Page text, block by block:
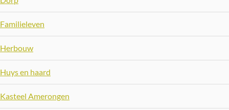
Familieleven
Herbouw
Huys en haard
Kasteel Amerongen